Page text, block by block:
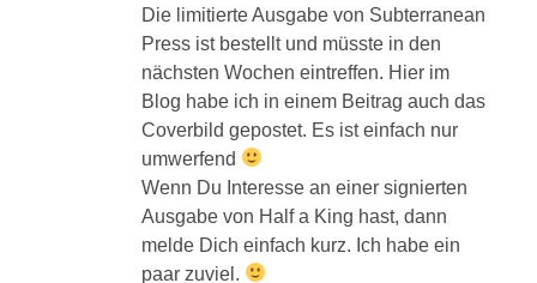
Die limitierte Ausgabe von Subterranean
Press ist bestellt und müsste in den
nächsten Wochen eintreffen. Hier im
Blog habe ich in einem Beitrag auch das
Coverbild gepostet. Es ist einfach nur
umwerfend
Wenn Du Interesse an einer signierten
Ausgabe von Half a King hast, dann
melde Dich einfach kurz. Ich habe ein
paar zuviel.